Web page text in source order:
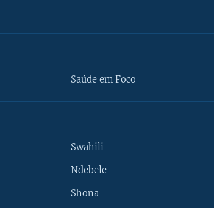
Saúde em Foco
Swahili
Ndebele
Shona